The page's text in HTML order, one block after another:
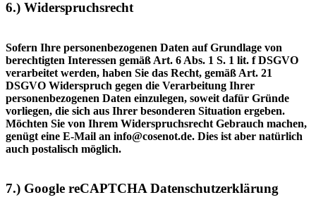
6.) Widerspruchsrecht
Sofern Ihre personenbezogenen Daten auf Grundlage von
berechtigten Interessen gemäß Art. 6 Abs. 1 S. 1 lit. f DSGVO
verarbeitet werden, haben Sie das Recht, gemäß Art. 21
DSGVO Widerspruch gegen die Verarbeitung Ihrer
personenbezogenen Daten einzulegen, soweit dafür Gründe
vorliegen, die sich aus Ihrer besonderen Situation ergeben.
Möchten Sie von Ihrem Widerspruchsrecht Gebrauch machen,
genügt eine E-Mail an info@cosenot.de. Dies ist aber natürlich
auch postalisch möglich.
7.) Google reCAPTCHA Datenschutzerklärung